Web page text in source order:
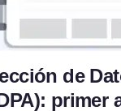
de
primer